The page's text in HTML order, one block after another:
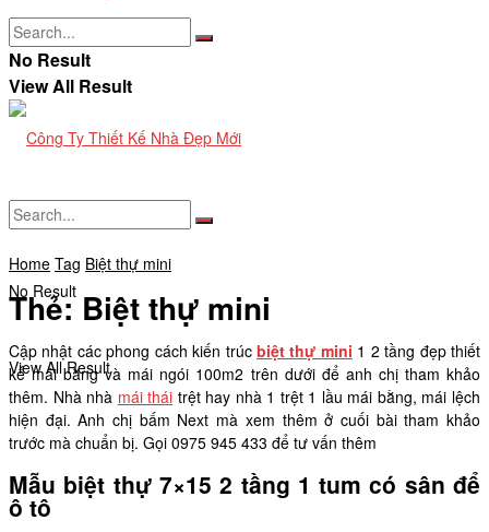
No Result
View All Result
No Result
View All Result
Home Tag Biệt thự mini
Thẻ:Biệt thự mini
Cập nhật các phong cách kiến trúc biệt thự mini 1 2 tầng đẹp thiết
kế mái bằng và mái ngói 100m2 trên dưới để anh chị tham khảo
thêm. Nhà nhà mái thái trệt hay nhà 1 trệt 1 lầu mái bằng, mái lệch
hiện đại. Anh chị bấm Next mà xem thêm ở cuối bài tham khảo
trước mà chuẩn bị. Gọi 0975 945 433 để tư vấn thêm
Mẫu biệt thự 7×15 2 tầng 1 tum có sân để
ô tô